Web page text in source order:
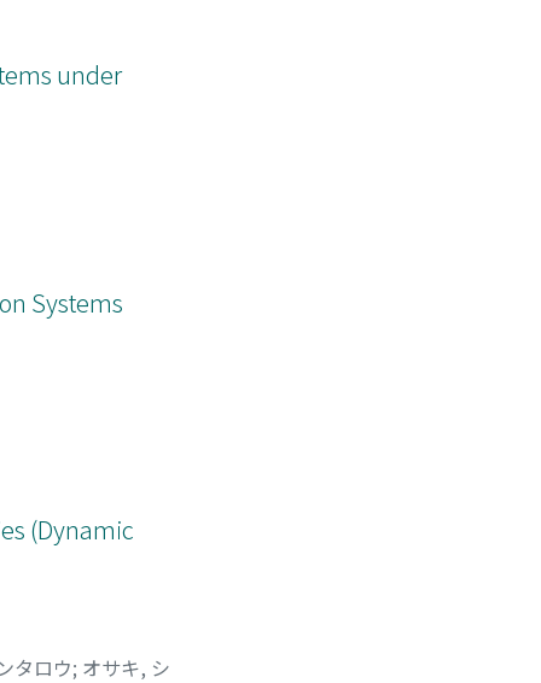
under
Systems
(Dynamic
タロウ; オサキ, シ